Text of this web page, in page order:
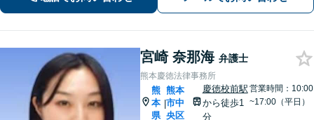
を生かし、依頼者に寄り添った強いパ
宮崎 奈那海 弁護士
熊本慶徳法律事務所
熊
本
県
|
熊本
市中
央区
慶徳校前駅
から徒歩1
分
営業時間：10:00
~17:00（平日）